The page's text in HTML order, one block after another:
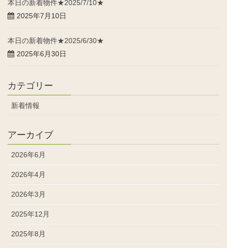
本日の新着物件★2025/7/10★
2025年7月10日
本日の新着物件★2025/6/30★
2025年6月30日
カテゴリー
新着情報
アーカイブ
2026年6月
2026年4月
2026年3月
2025年12月
2025年8月